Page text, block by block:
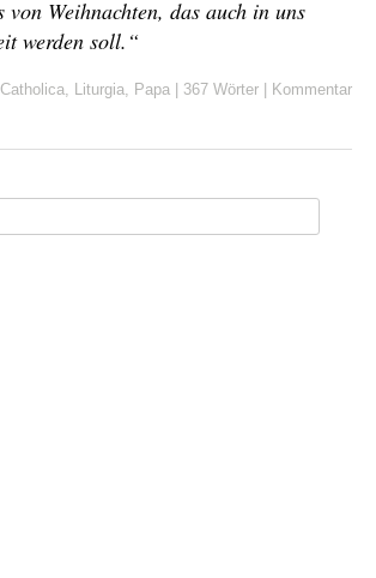
von Weihnachten, das auch in uns
werden soll.“
Catholica, Liturgia, Papa 367 Wörter Kommentar